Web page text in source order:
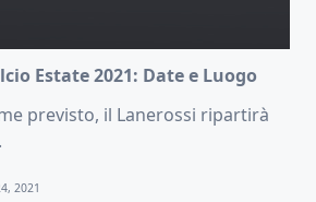
Estate 2021: Date e Luogo
previsto, il Lanerossi ripartirà
2021